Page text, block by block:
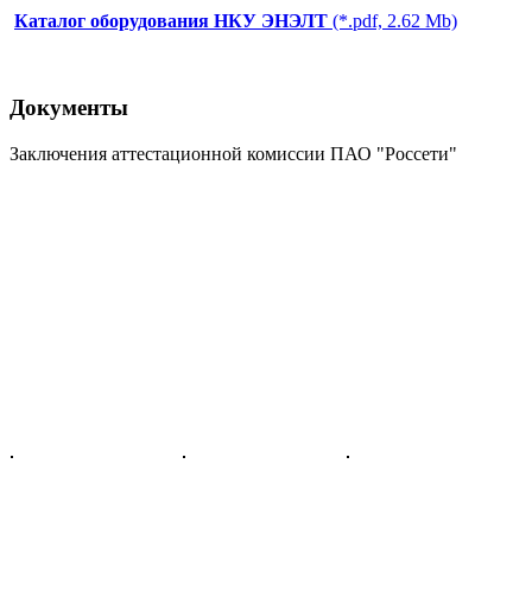
Каталог оборудования НКУ ЭНЭЛТ (*.pdf, 2.62 Мb)
Документы
Заключения аттестационной комиссии ПАО "Россети"